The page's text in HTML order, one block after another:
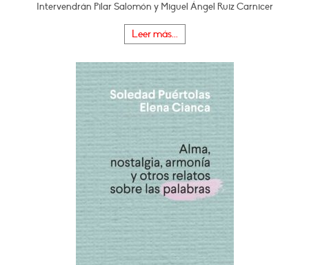
Intervendrán Pilar Salomón y Miguel Ángel Ruiz Carnicer
Leer más...